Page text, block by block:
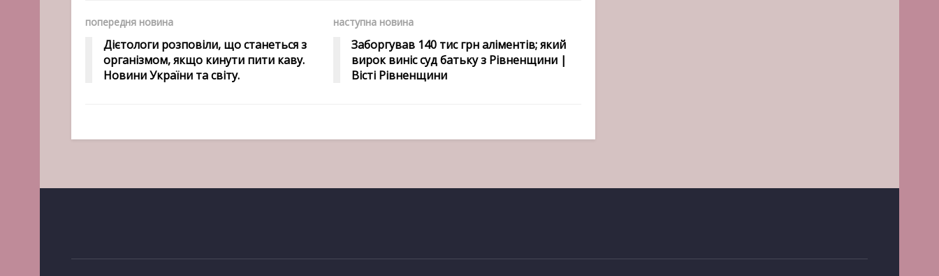
попередня новина
Дієтологи розповіли, що станеться з
організмом, якщо кинути пити каву.
Новини України та світу.
наступна новина
Заборгував 140 тис грн аліментів; який
вирок виніс суд батьку з Рівненщини |
Вісті Рівненщини